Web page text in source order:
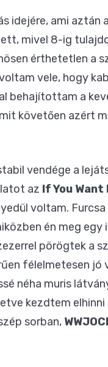
idejére, ami aztán
mivel 8-ig
érthetetlen a
vele, hogy
behajítottam a
követően azért
vendége a
az If You Want
voltam.
én meg egy
pörögtek a
félelmetesen jó
néha muris
kezdtem
sorban,